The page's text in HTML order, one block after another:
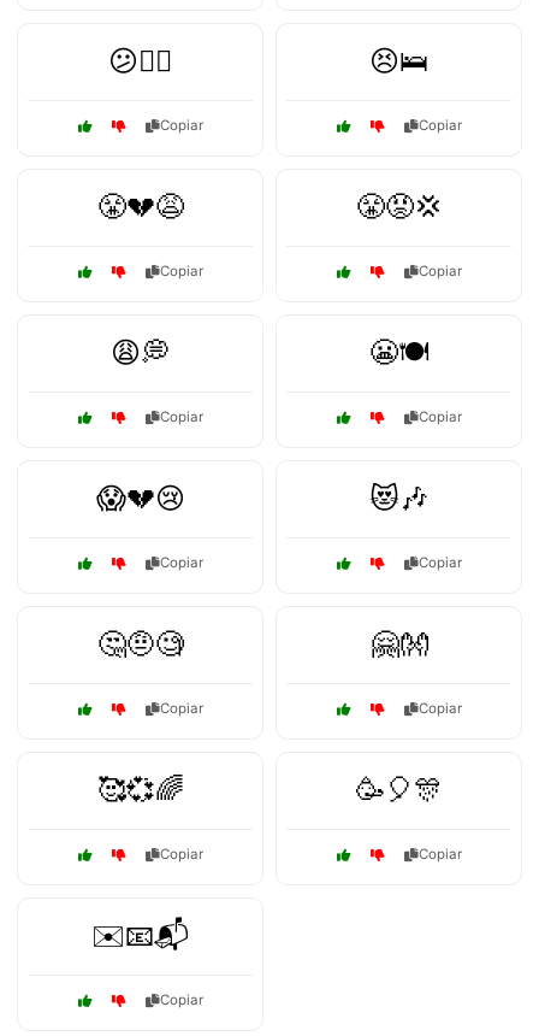
😕🚶‍♀️
Copiar
😣🛌
Copiar
😤💔😩
Copiar
😤😡💢
Copiar
😩💭
Copiar
😬🍽️
Copiar
😱💔😢
Copiar
😻🎶
Copiar
🤔🤨🧐
Copiar
🤗👐
Copiar
🥰💞🌈
Copiar
🥳🎈🎊
Copiar
✉️📧📬
Copiar